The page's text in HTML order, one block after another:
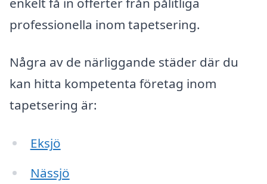
professionella inom tapetsering.
Några av de närliggande städer där du
kan hitta kompetenta företag inom
tapetsering är:
Eksjö
Nässjö